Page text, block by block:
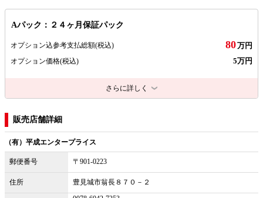
Aパック：２４ヶ月保証パック
オプション込参考支払総額(税込) 80万円
オプション価格(税込) 5万円
さらに詳しく
販売店舗詳細
（有）平成エンタープライス
郵便番号 〒901-0223
住所 豊見城市翁長８７０－２